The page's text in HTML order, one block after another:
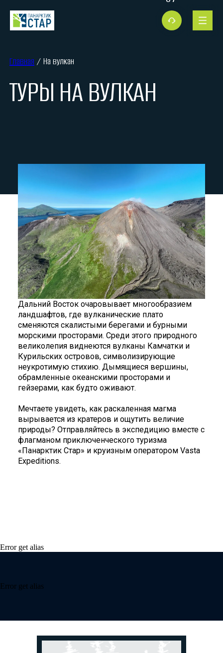
ТУРЫ НА ВУЛКАН
Главная / На вулкан
Дальний Восток очаровывает многообразием
ландшафтов, где вулканические плато
сменяются скалистыми берегами и бурными
морскими просторами. Среди этого природного
великолепия виднеются вулканы Камчатки и
Курильских островов, символизирующие
неукротимую стихию. Дымящиеся вершины,
обрамленные океанскими просторами и
гейзерами, как будто оживают.
Мечтаете увидеть, как раскаленная магма
вырывается из кратеров и ощутить величие
природы? Отправляйтесь в экспедицию вместе с
флагманом приключенческого туризма
«Панарктик Стар» и круизным оператором Vasta
Expeditions.
Error get alias
Error get alias